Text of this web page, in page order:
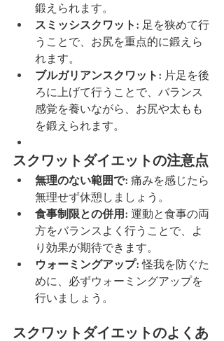
鍛えられます。
スミッシスクワット: 足を狭めて行
うことで、お尻を重点的に鍛えら
れます。
ブルガリアンスクワット: 片足を後
ろに上げて行うことで、バランス
感覚を養いながら、お尻や太もも
を鍛えられます。
スクワットダイエットの注意点
無理のない範囲で: 痛みを感じたら
無理せず休憩しましょう。
食事制限との併用: 運動と食事の両
方をバランスよく行うことで、よ
り効果が期待できます。
ウォーミングアップ: 怪我を防ぐた
めに、必ずウォーミングアップを
行いましょう。
スクワットダイエットのよくあ